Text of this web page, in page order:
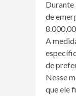
Durante
de
A
de
Nesse
que ele